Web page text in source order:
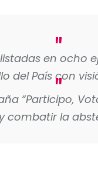
en ocho
del País con
“Participo,
combatir la